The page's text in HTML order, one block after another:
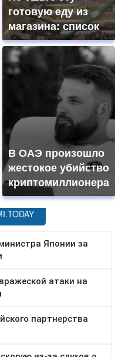
готовую еду из
магазина: список
В ОАЭ произошло
жестокое убийство
криптомиллионера